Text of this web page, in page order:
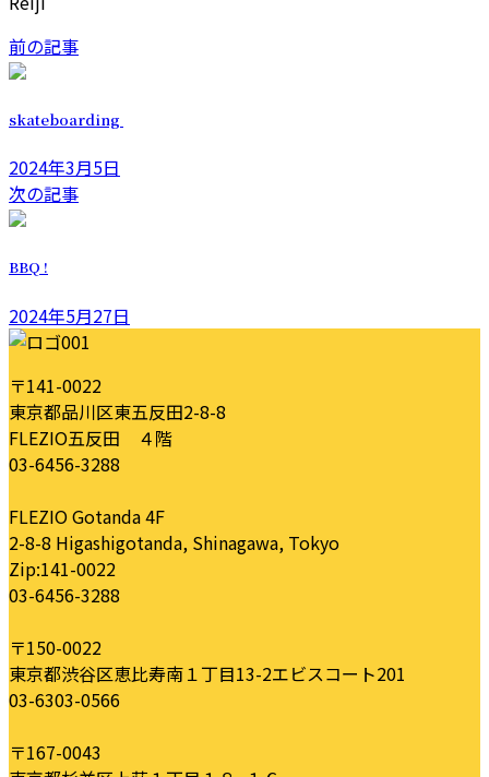
前の記事
skateboarding
2024年3月5日
次の記事
BBQ !
2024年5月27日
〒141-0022
東京都品川区東五反田2-8-8
FLEZIO五反田 ４階
03-6456-3288
FLEZIO Gotanda 4F
2-8-8 Higashigotanda, Shinagawa, Tokyo
Zip:141-0022
03-6456-3288
〒150-0022
東京都渋谷区恵比寿南１丁目13-2エビスコート201
03-6303-0566
〒167-0043